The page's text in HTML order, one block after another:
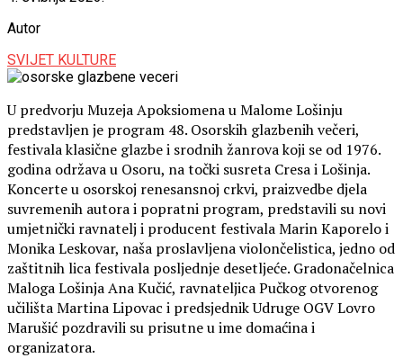
Autor
SVIJET KULTURE
U predvorju Muzeja Apoksiomena u Malome Lošinju
predstavljen je program 48. Osorskih glazbenih večeri,
festivala klasične glazbe i srodnih žanrova koji se od 1976.
godina održava u Osoru, na točki susreta Cresa i Lošinja.
Koncerte u osorskoj renesansnoj crkvi, praizvedbe djela
suvremenih autora i popratni program, predstavili su novi
umjetnički ravnatelj i producent festivala Marin Kaporelo i
Monika Leskovar, naša proslavljena violončelistica, jedno od
zaštitnih lica festivala posljednje desetljeće. Gradonačelnica
Maloga Lošinja Ana Kučić, ravnateljica Pučkog otvorenog
učilišta Martina Lipovac i predsjednik Udruge OGV Lovro
Marušić pozdravili su prisutne u ime domaćina i
organizatora.